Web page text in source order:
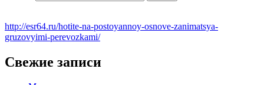
http://esr64.ru/hotite-na-postoyannoy-osnove-zanimatsya-
gruzovyimi-perevozkami/
Свежие записи